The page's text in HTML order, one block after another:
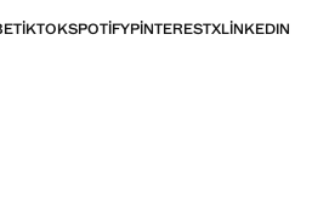
TIKTOKSPOTIFYPINTERESTXLINKEDIN